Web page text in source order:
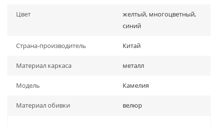
Цвет
желтый, многоцветный,
синий
Страна-производитель Китай
Материал каркаса металл
Модель Камелия
Материал обивки велюр